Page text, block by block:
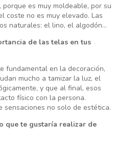
es muy moldeable, por su
coste no es muy elevado. Las
naturales: el lino, el algodón…
de las telas en tus
fundamental en la decoración,
mucho a tamizar la luz, el
y que al final, esos
físico con la persona.
sensaciones no solo de estética.
que te gustaría realizar de